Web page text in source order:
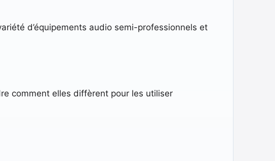
d’équipements audio semi-professionnels et
comment elles diffèrent pour les utiliser